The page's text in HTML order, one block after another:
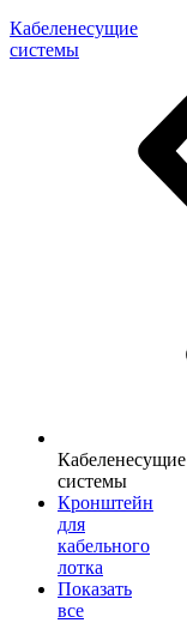
Кабеленесущие
системы
Кабеленесущие
системы
Кронштейн
для
кабельного
лотка
Показать
все